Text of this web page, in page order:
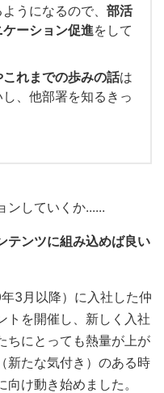
うになるので、 部活
ーション促進をして
れまでの歩みの話は
、他部署を知るきっ
ンしていくか......
テンツに組み込めば良い
3月以降）に入社した仲
トを開催し、新しく入社
ちにとっても熱量が上が
新たな気付き）のある時
け動き始めました。